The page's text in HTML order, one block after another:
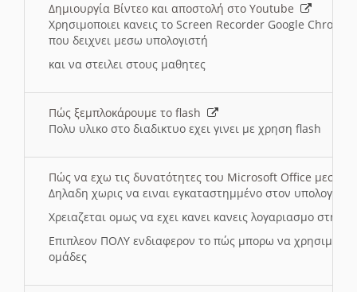
Δημιουργία Βίντεο και αποστολή στο Youtube
Χρησιμοποιει κανεις το Screen Recorder Google Chrome
που δειχνει μεσω υπολογιστή
και να στειλει στους μαθητες
Πώς ξεμπλοκάρουμε το flash
Πολυ υλικο στο διαδικτυο εχει γινει με χρηση flash
Πώς να εχω τις δυνατότητες του Microsoft Office μεσω
Δηλαδη χωρις να ειναι εγκαταστημμένο στον
Χρειαζεται ομως να εχει κανει κανεις λογαριασμο στη
Επιπλεον ΠΟΛΥ ενδιαφερον το πώς μπορω να
ομάδες